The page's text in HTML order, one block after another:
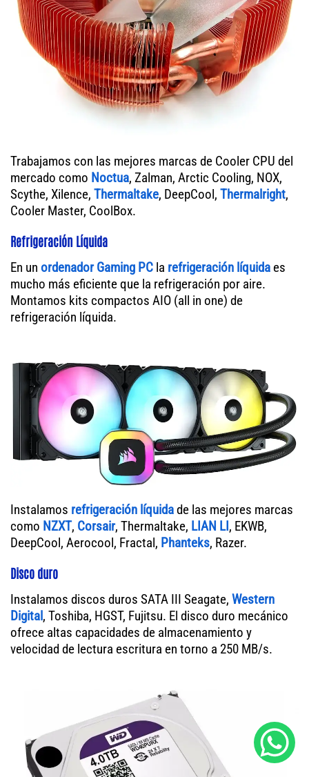
Trabajamos con las mejores marcas de Cooler CPU del
mercado como Noctua, Zalman, Arctic Cooling, NOX,
Scythe, Xilence, Thermaltake, DeepCool, Thermalright,
Cooler Master, CoolBox.
Refrigeración Líquida
En un ordenador Gaming PC la refrigeración líquida es
mucho más eficiente que la refrigeración por aire.
Montamos kits compactos AIO (all in one) de
refrigeración líquida.
Instalamos refrigeración líquidade las mejores marcas
como NZXT, Corsair, Thermaltake, LIAN LI, EKWB,
DeepCool, Aerocool, Fractal, Phanteks, Razer.
Disco duro
Instalamos discos duros SATA III Seagate, Western
Digital, Toshiba, HGST, Fujitsu. El disco duro mecánico
ofrece altas capacidades de almacenamiento y
velocidad de lectura escritura en torno a 250 MB/s.